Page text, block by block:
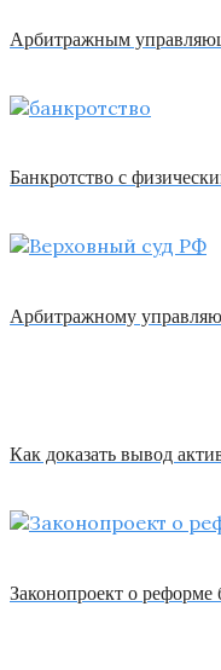
Арбитражным
Банкротство с
Арбитражному
Как доказать вывод
Законопроект о реформе